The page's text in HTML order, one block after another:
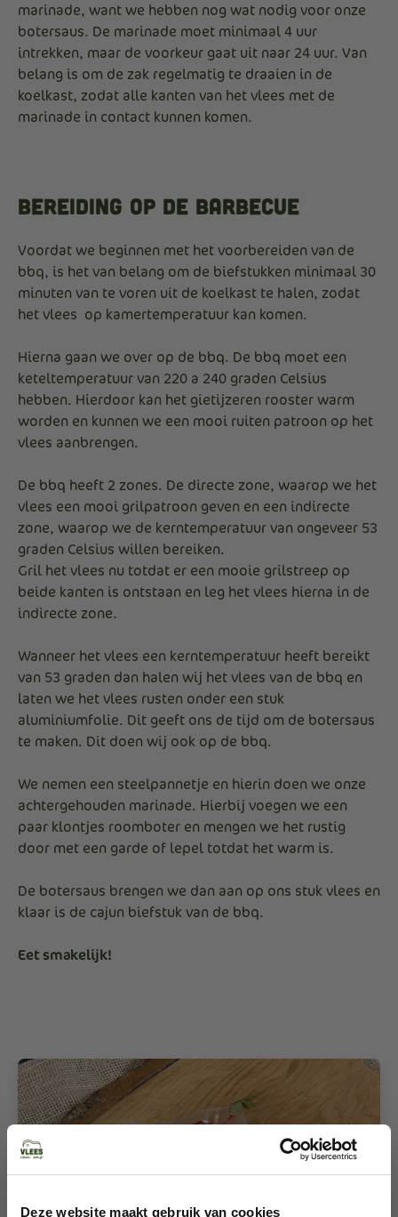
Deze website maakt gebruik van cookies
marinade, want we hebben nog wat nodig voor onze
botersaus. De marinade moet minimaal 4 uur
intrekken, maar de voorkeur gaat uit naar 24 uur. Van
belang is om de zak regelmatig te draaien in de
koelkast, zodat alle kanten van het vlees met de
marinade in contact kunnen komen.
Bereiding op de barbecue
Voordat we beginnen met het voorbereiden van de
bbq, is het van belang om de biefstukken minimaal 30
minuten van te voren uit de koelkast te halen, zodat
het vlees op kamertemperatuur kan komen.
Hierna gaan we over op de bbq. De bbq moet een
keteltemperatuur van 220 a 240 graden Celsius
hebben. Hierdoor kan het gietijzeren rooster warm
worden en kunnen we een mooi ruiten patroon op het
vlees aanbrengen.
De bbq heeft 2 zones. De directe zone, waarop we het
vlees een mooi grilpatroon geven en een indirecte
zone, waarop we de kerntemperatuur van ongeveer 53
graden Celsius willen bereiken.
Gril het vlees nu totdat er een mooie grilstreep op
beide kanten is ontstaan en leg het vlees hierna in de
indirecte zone.
Wanneer het vlees een kerntemperatuur heeft bereikt
van 53 graden dan halen wij het vlees van de bbq en
laten we het vlees rusten onder een stuk
aluminiumfolie. Dit geeft ons de tijd om de botersaus
te maken. Dit doen wij ook op de bbq.
We nemen een steelpannetje en hierin doen we onze
achtergehouden marinade. Hierbij voegen we een
paar klontjes roomboter en mengen we het rustig
door met een garde of lepel totdat het warm is.
De botersaus brengen we dan aan op ons stuk vlees en
klaar is de cajun biefstuk van de bbq.
Eet smakelijk!